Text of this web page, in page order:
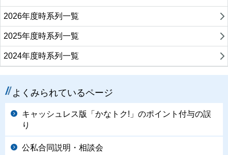
2026年度時系列一覧
2025年度時系列一覧
2024年度時系列一覧
よくみられているページ
キャッシュレス版「かなトク!」のポイント付与の誤
り
公私合同説明・相談会